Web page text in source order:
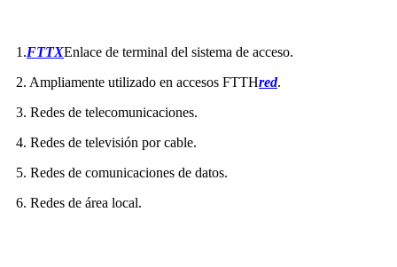
1.FTTXEnlace de terminal del sistema de acceso.
2. Ampliamente utilizado en accesos FTTHred.
3. Redes de telecomunicaciones.
4. Redes de televisión por cable.
5. Redes de comunicaciones de datos.
6. Redes de área local.